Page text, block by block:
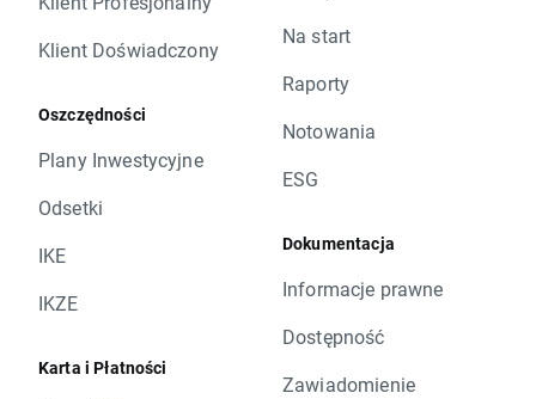
Klient Doświadczony
Oszczędności
Plany Inwestycyjne
Odsetki
IKE
IKZE
Karta i Płatności
Na start
Raporty
Notowania
ESG
Dokumentacja
Informacje prawne
Dostępność
Zawiadomienie